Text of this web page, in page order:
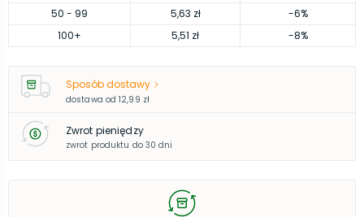
50 - 99 5,63 zł
-6%
100+ 5,51 zł -8%
Sposób dostawy
dostawa od 12,99 zł
Zwrot pieniędzy
zwrot produktu do 30 dni